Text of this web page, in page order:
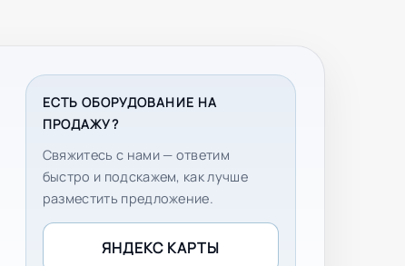
ЕСТЬ ОБОРУДОВАНИЕ НА
ПРОДАЖУ?
Свяжитесь с нами — ответим
быстро и подскажем, как лучше
разместить предложение.
ЯНДЕКС КАРТЫ